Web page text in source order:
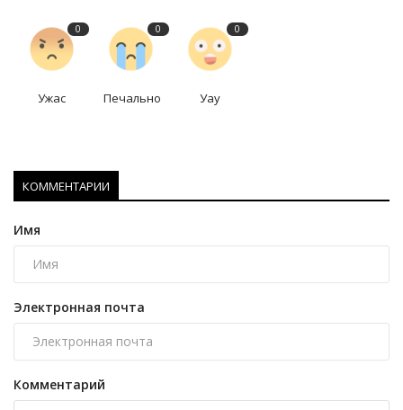
0
Ужас
0
Печально
0
Уау
КОММЕНТАРИИ
Имя
Электронная почта
Комментарий